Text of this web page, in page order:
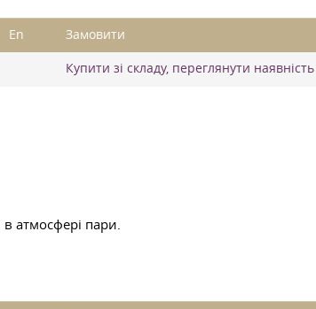
En Замовити
Купити зі складу, переглянути наявність
в атмосфері пари.